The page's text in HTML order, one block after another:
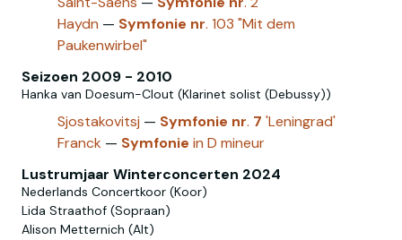
Haydn — Symfonie nr. 103 "Mit dem
Paukenwirbel"
Seizoen 2009 - 2010
Hanka van Doesum-Clout (Klarinet solist (Debussy))
Sjostakovitsj — Symfonie nr. 7 'Leningrad'
Franck — Symfonie in D mineur
Lustrumjaar Winterconcerten 2024
Nederlands Concertkoor (Koor)
Lida Straathof (Sopraan)
Alison Metternich (Alt)